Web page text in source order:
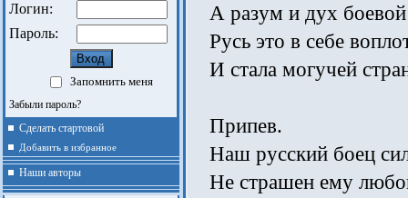
Логин:
Пароль:
Запомнить меня
Забыли пароль?
Сделать стартовой
Добавить в избранное
Наши авторы
А разум и дух
Русь это в себе
И стала могучей
Припев.
Наш русский боец
Не страшен ему